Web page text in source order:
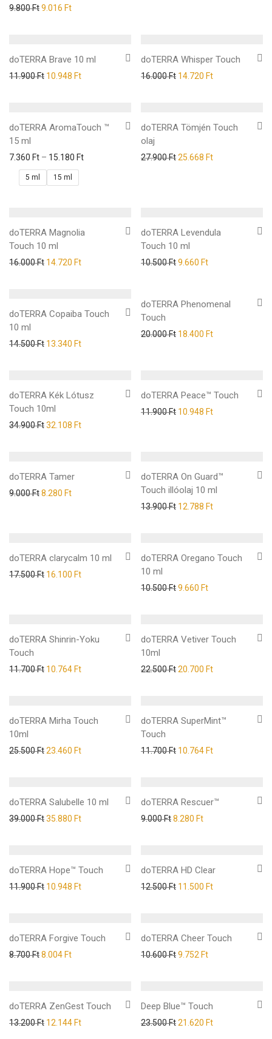
9.800Ft9.016 Ft
doTERRA Brave 10 ml
11.900Ft 10.948 Ft
doTERRA Whisper Touch
16.000Ft 14.720 Ft
doTERRA AromaTouch ™
15 ml
7.360 Ft – 15.180 Ft
5 ml 15 ml
doTERRA Tömjén Touch
olaj
27.900Ft25.668 Ft
doTERRA Magnolia
Touch 10 ml
16.000Ft 14.720 Ft
doTERRA Levendula
Touch 10 ml
10.500Ft9.660 Ft
doTERRA Copaiba Touch
10 ml
14.500Ft 13.340 Ft
doTERRA Phenomenal
Touch
20.000Ft 18.400 Ft
doTERRA Kék Lótusz
Touch 10ml
34.900Ft32.108 Ft
doTERRA Peace™ Touch
11.900Ft 10.948 Ft
doTERRA Tamer
9.000Ft8.280 Ft
doTERRA On Guard™
Touch illóolaj 10 ml
13.900Ft 12.788 Ft
doTERRA clarycalm 10 ml
17.500Ft 16.100 Ft
doTERRA Oregano Touch
10 ml
10.500Ft9.660 Ft
doTERRA Shinrin-Yoku
Touch
11.700Ft 10.764 Ft
doTERRA Vetiver Touch
10ml
22.500Ft20.700 Ft
doTERRA Mirha Touch
10ml
25.500Ft23.460 Ft
doTERRA SuperMint™
Touch
11.700Ft 10.764 Ft
doTERRA Salubelle 10 ml
39.000Ft35.880 Ft
doTERRA Rescuer™
9.000Ft8.280 Ft
doTERRA Hope™ Touch
11.900Ft 10.948 Ft
doTERRA HD Clear
12.500Ft 11.500 Ft
doTERRA Forgive Touch
8.700Ft8.004 Ft
doTERRA Cheer Touch
10.600Ft9.752 Ft
doTERRA ZenGest Touch
13.200Ft 12.144 Ft
Deep Blue™ Touch
23.500Ft21.620 Ft